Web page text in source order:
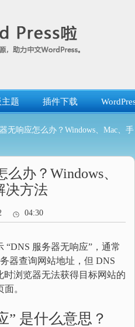
题 插件下载
无响应怎么办？Windows、Mac、手
办？Windows、
决方法
04:30
“DNS 服务器无响应”，通常
器查询网站地址，但 DNS
浏览器无法获得目标网站的
。
” 是什么意思？